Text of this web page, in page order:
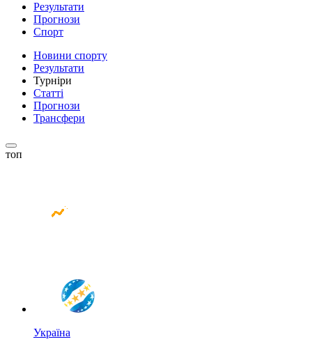
Результати
Прогнози
Спорт
Новини спорту
Результати
Турніри
Статті
Прогнози
Трансфери
топ
Україна